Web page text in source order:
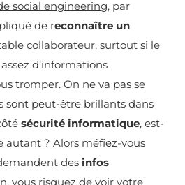
social engineering, par
de reconnaître un
collaborateur, surtout si le
d’informations
tromper. On ne va pas se
sont peut-être brillants dans
sécurité informatique, est-
autant ? Alors méfiez-vous
des infos
vous risquez de voir votre